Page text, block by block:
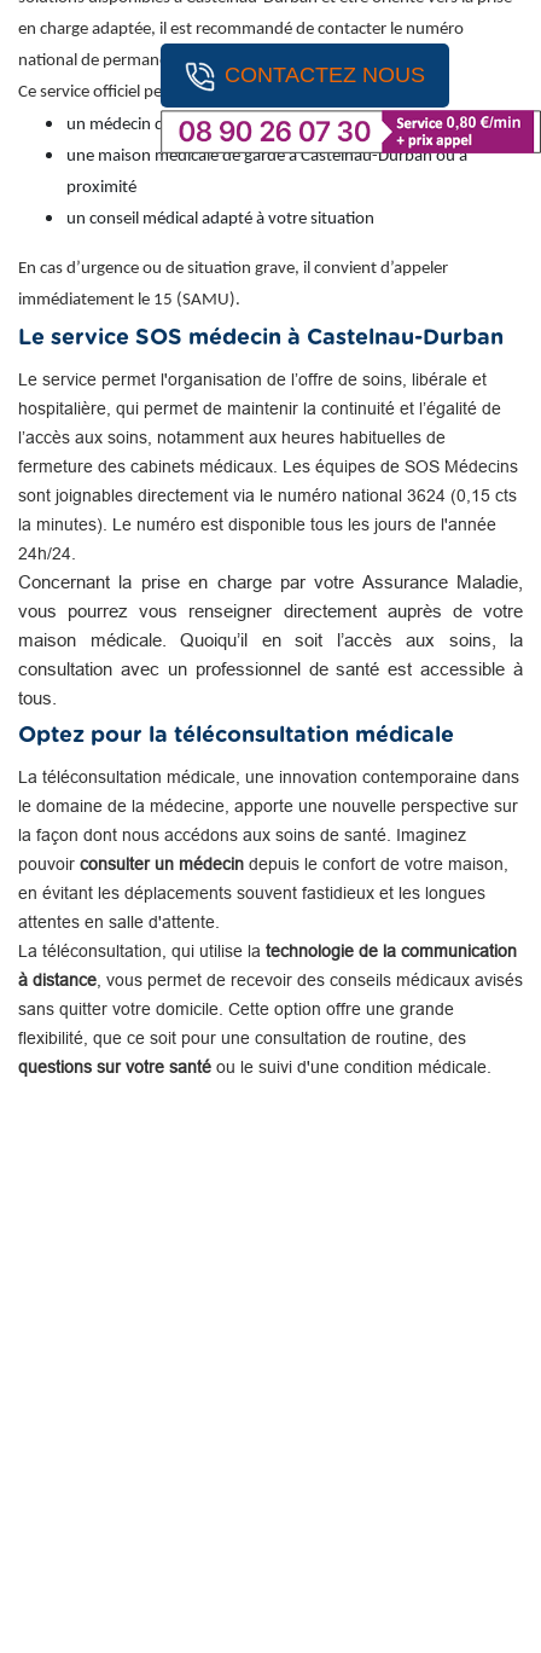
CONTACTEZ NOUS
en charge adaptée, il est recommandé de contacter le numéro
national de permanence des soins : 116 117 (appel gratuit).
Ce service officiel permet d’obtenir une orientation vers :
un médecin de garde
une maison médicale de garde à Castelnau-Durban ou à
proximité
un conseil médical adapté à votre situation
En cas d’urgence ou de situation grave, il convient d’appeler
immédiatement le 15 (SAMU).
Le service SOS médecin à Castelnau-Durban
Le service permet l'organisation de l’offre de soins, libérale et
hospitalière, qui permet de maintenir la continuité et l’égalité de
l’accès aux soins, notamment aux heures habituelles de
fermeture des cabinets médicaux. Les équipes de SOS Médecins
sont joignables directement via le numéro national 3624 (0,15 cts
la minutes). Le numéro est disponible tous les jours de l'année
24h/24.
Concernant la prise en charge par votre Assurance Maladie,
vous pourrez vous renseigner directement auprès de votre
maison médicale. Quoiqu’il en soit l’accès aux soins, la
consultation avec un professionnel de santé est accessible à
tous.
Optez pour la téléconsultation médicale
La téléconsultation médicale, une innovation contemporaine dans
le domaine de la médecine, apporte une nouvelle perspective sur
la façon dont nous accédons aux soins de santé. Imaginez
pouvoir consulter un médecin depuis le confort de votre maison,
en évitant les déplacements souvent fastidieux et les longues
attentes en salle d'attente.
La téléconsultation, qui utilise la technologie de la communication
à distance , vous permet de recevoir des conseils médicaux avisés
sans quitter votre domicile. Cette option offre une grande
flexibilité, que ce soit pour une consultation de routine, des
questions sur votre santé ou le suivi d'une condition médicale.